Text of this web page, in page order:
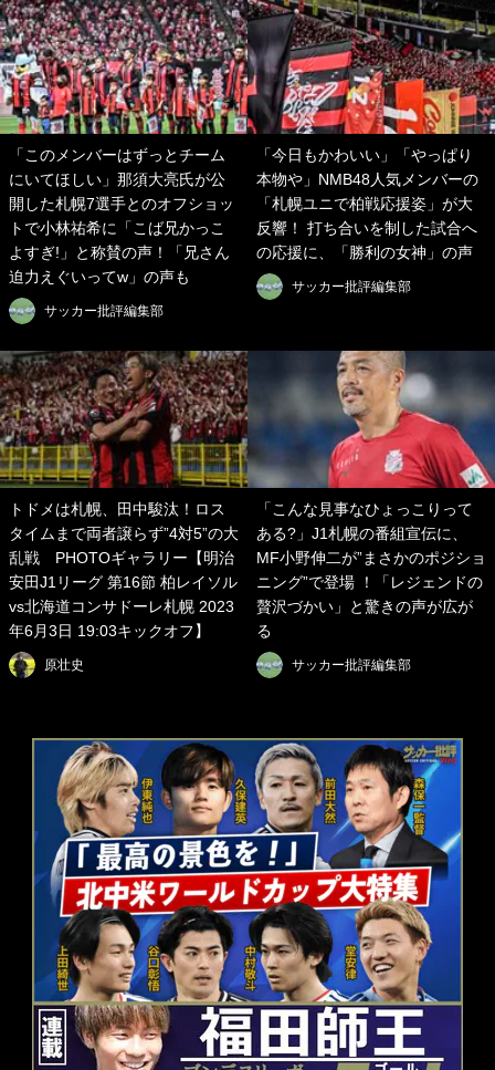
「このメンバーはずっとチーム
にいてほしい」那須大亮氏が公
開した札幌7選手とのオフショッ
トで小林祐希に「こば兄かっこ
よすぎ!」と称賛の声！「兄さん
迫力えぐいってw」の声も
サッカー批評編集部
「今日もかわいい」「やっぱり
本物や」NMB48人気メンバーの
「札幌ユニで柏戦応援姿」が大
反響！ 打ち合いを制した試合へ
の応援に、「勝利の女神」の声
サッカー批評編集部
トドメは札幌、田中駿汰！ロス
タイムまで両者譲らず”4対5”の大
乱戦 PHOTOギャラリー【明治
安田J1リーグ 第16節 柏レイソル
vs北海道コンサドーレ札幌 2023
年6月3日 19:03キックオフ】
原壮史
「こんな見事なひょっこりって
ある?」J1札幌の番組宣伝に、
MF小野伸二が”まさかのポジショ
ニング”で登場 ！「レジェンドの
贅沢づかい」と驚きの声が広が
る
サッカー批評編集部